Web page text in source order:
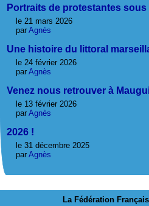
Portraits de protestantes sous
le 21 mars 2026
par Agnès
Une histoire du littoral
le 24 février 2026
par Agnès
Venez nous retrouver à
le 13 février 2026
par Agnès
2026 !
le 31 décembre 2025
par Agnès
La Fédération